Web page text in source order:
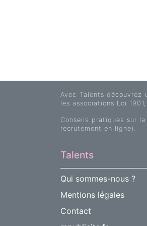
Avec Talents découvrez
les associations Loi
Conseils pratiques sur
recrutement en ligne).
Talents
Qui sommes-nous ?
Mentions légales
Contact